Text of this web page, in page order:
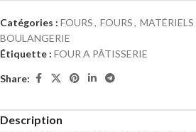
Catégories : FOURS, FOURS, MATÉRIELS
BOULANGERIE
Étiquette : FOUR A PÂTISSERIE
Share:
Description